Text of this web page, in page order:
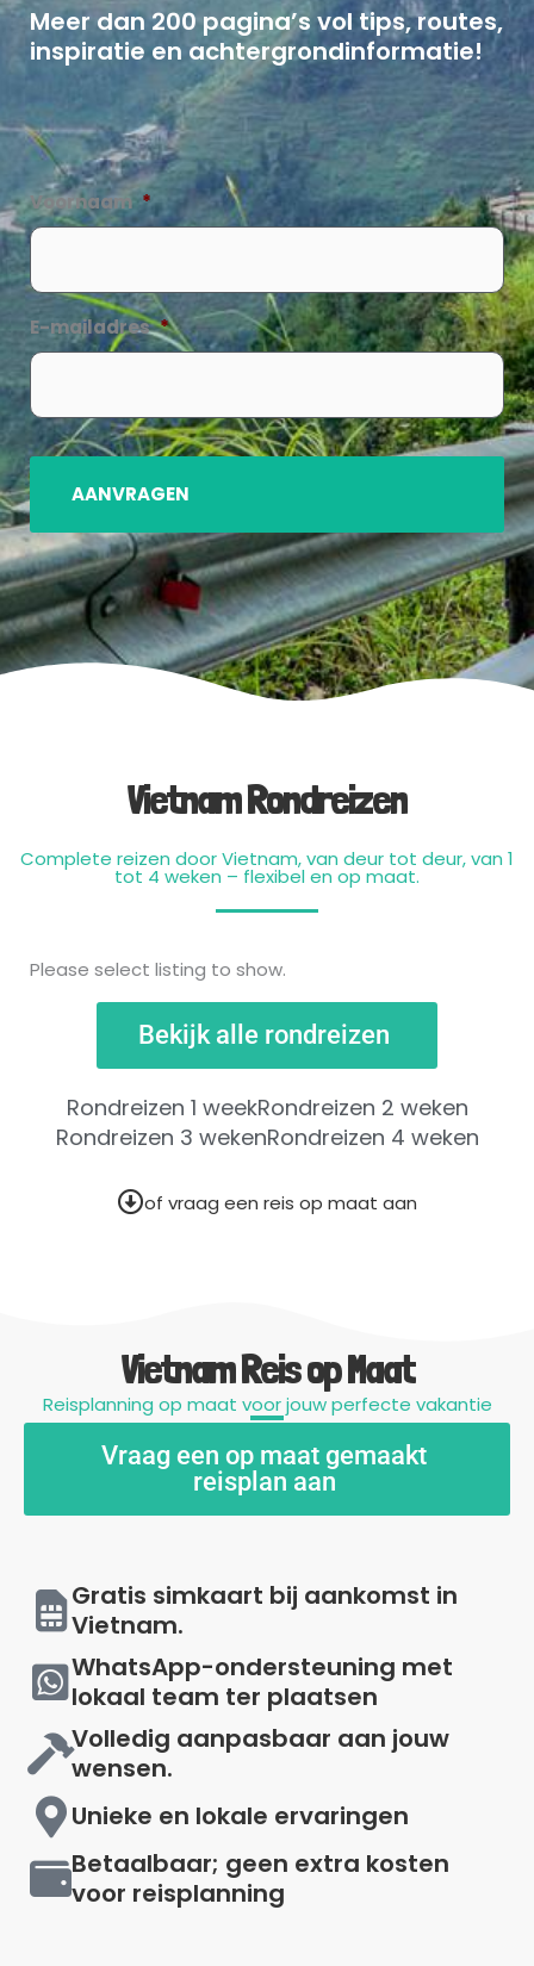
Meer dan 200 pagina’s vol tips, routes,
inspiratie en achtergrondinformatie!
Voornaam *
E-mailadres *
Vietnam Rondreizen
Complete reizen door Vietnam, van deur tot deur, van 1
tot 4 weken – flexibel en op maat.
Please select listing to show.
Bekijk alle rondreizen
Rondreizen 1 weekRondreizen 2 weken
Rondreizen 3 wekenRondreizen 4 weken
of vraag een reis op maat aan
Vietnam Reis op Maat
Reisplanning op maat voor jouw perfecte vakantie
Vraag een op maat gemaakt
reisplan aan
Gratis simkaart bij aankomst in
Vietnam.
WhatsApp-ondersteuning met
lokaal team ter plaatsen
Volledig aanpasbaar aan jouw
wensen.
Unieke en lokale ervaringen
Betaalbaar; geen extra kosten
voor reisplanning